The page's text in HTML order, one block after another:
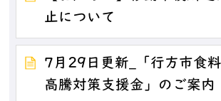
止について
7月29日更新_「行方市食
高騰対策支援金」のご案内